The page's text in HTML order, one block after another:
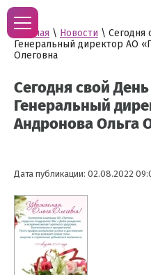
Главная \ Новости \ Сегодня
Генеральный директор АО
Олеговна
Сегодня свой
Генеральный
Андронова Ольга
Дата публикации: 02.08.2022